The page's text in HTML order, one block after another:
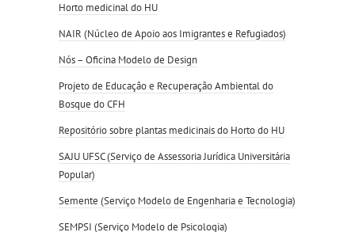
Horto medicinal do HU
NAIR (Núcleo de Apoio aos Imigrantes e Refugiados)
Nós – Oficina Modelo de Design
Projeto de Educação e Recuperação Ambiental do
Bosque do CFH
Repositório sobre plantas medicinais do Horto do HU
SAJU UFSC (Serviço de Assessoria Jurídica Universitária
Popular)
Semente (Serviço Modelo de Engenharia e Tecnologia)
SEMPSI (Serviço Modelo de Psicologia)